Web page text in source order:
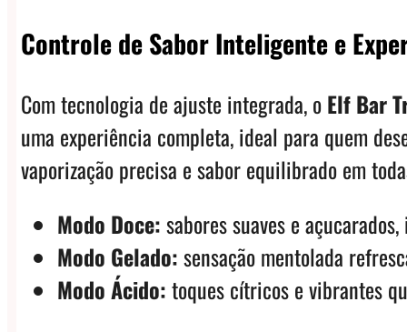
Controle de Sabor Inteligente e
Com tecnologia de ajuste integrada, oElf Bar
uma experiência completa, ideal para quem
vaporização precisa e sabor equilibrado em
Modo Doce:sabores suaves e
Modo Gelado:sensação mentolada
Modo Ácido:toques cítricos e vibrantes